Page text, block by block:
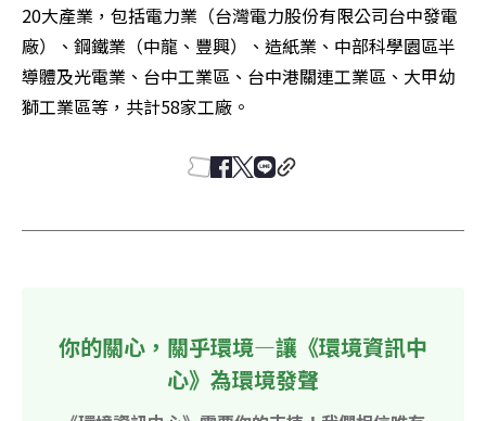
20大產業，包括電力業（台灣電力股份有限公司台中發電
廠）、鋼鐵業（中龍、豐興）、造紙業、中部科學園區半
導體及光電業、台中工業區、台中港關連工業區、大甲幼
獅工業區等，共計58家工廠。
你的關心，關乎環境—讓《環境資訊中
心》為環境發聲